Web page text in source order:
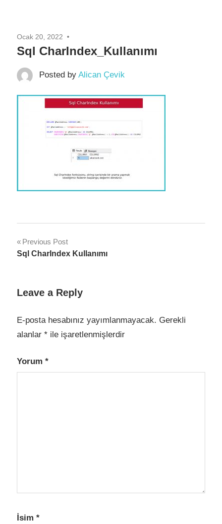
Ocak 20, 2022
Sql CharIndex_Kullanımı
Posted by Alican Çevik
Yazı
Previous Post
Sql CharIndex Kullanımı
Leave a Reply
E-posta hesabınız yayımlanmayacak. Gerekli
alanlar * ile işaretlenmişlerdir
Yorum *
İsim *